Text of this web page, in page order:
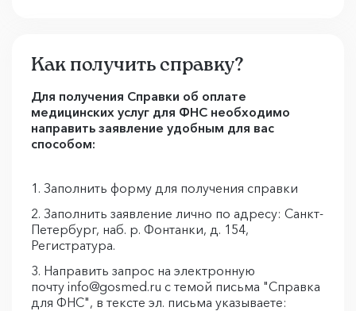
Как получить справку?
Для получения Справки об оплате
медицинских услуг для ФНС необходимо
направить заявление удобным для вас
способом:
Заполнить форму для получения справки
Заполнить заявление лично по адресу: Санкт-
Петербург, наб. р. Фонтанки, д. 154,
Регистратура.
Направить запрос на электронную
почту info@gosmed.ru с темой письма "Справка
для ФНС", в тексте эл. письма указываете: